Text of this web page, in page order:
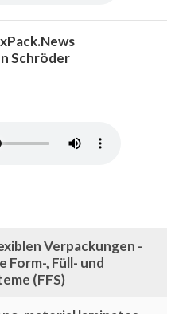
Schröder
Verpackungen -
Form-, Füll- und
(FFS)